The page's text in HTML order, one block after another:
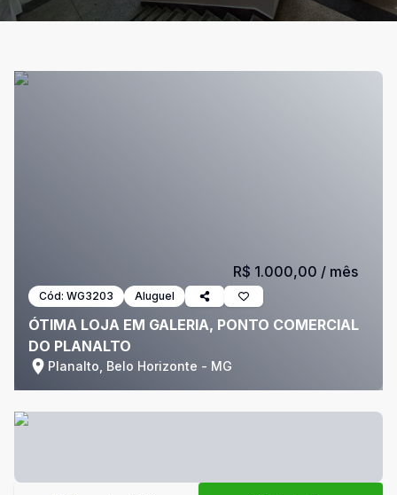
Cód: WG3203 Aluguel
ÓTIMA LOJA EM GALERIA, PONTO COMERCIAL
DO PLANALTO
Planalto, Belo Horizonte - MG
R$ 1.000,00 / mês